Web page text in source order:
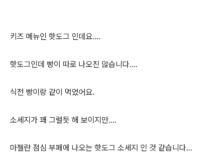
키즈 메뉴인 핫도그 인데요....
핫도그인데 빵이 따로 나오진 않습니다....
식전 빵이랑 같이 먹었어요.
소세지가 꽤 그럴듯 해 보이지만....
마젤란 점심 부페에 나오는 핫도그 소세지 인 것 같습니다...